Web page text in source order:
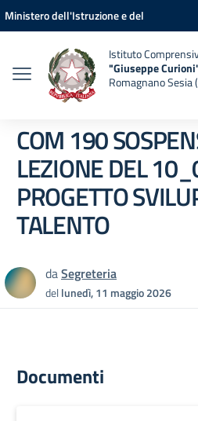
Vai ai contenuti
Vai al menu di navigazione
Vai al footer
Ministero dell'Istruzione e del
Istituto
"Giuseppe
Romagnano Sesia
COM 190
LEZIONE DEL
PROGETTO
TALENTO
daSegreteria
dellunedì, 11 maggio 2026
Documenti